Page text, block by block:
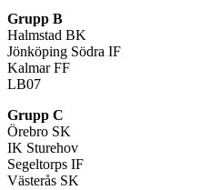
Grupp B
Halmstad BK
Jönköping Södra IF
Kalmar FF
LB07
Grupp C
Örebro SK
IK Sturehov
Segeltorps IF
Västerås SK